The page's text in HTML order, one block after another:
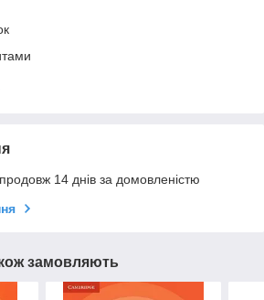
14 днів за домовленістю
замовляють